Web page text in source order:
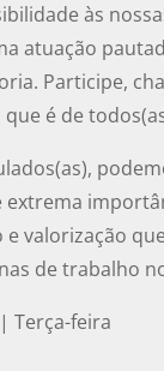
às
atuação
Participe,
é de
extrema
valorização
de trabalho no
Terça-feira